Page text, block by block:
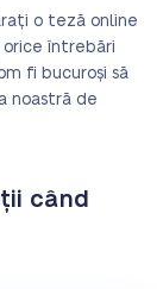
o teză online
orice întrebări
fi bucuroși să
noastră de
când